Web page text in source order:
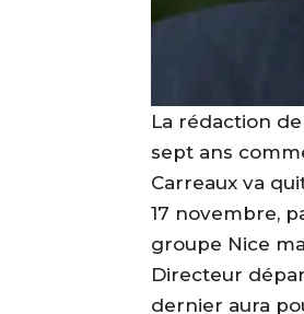
La rédaction de
sept ans
Carreaux va
17 novembre,
groupe Nice
Directeur
dernier aura